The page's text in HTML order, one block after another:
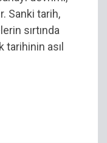
Sanki tarih,
sırtında
tarihinin asıl